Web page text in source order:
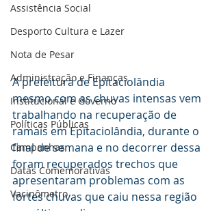
Assistência Social
Desporto Cultura e Lazer
Nota de Pesar
Administração e Finanças
Institucional e Governo
Políticas Públicas
Campanhas
Datas Comemorativas
Vacinômetro
A prefeitura de Epitaciolândia
mesmo com as chuvas intensas vem
trabalhando na recuperação de
ramais em Epitaciolândia, durante o
final de semana e no decorrer dessa
foram recuperados trechos que
apresentaram problemas com as
fortes chuvas que caiu nessa região